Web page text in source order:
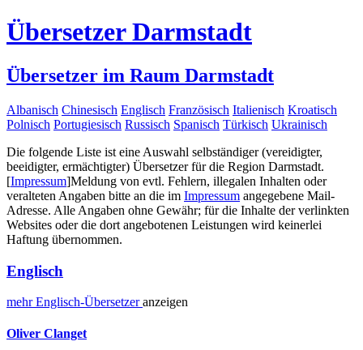
Übersetzer Darmstadt
Übersetzer im Raum Darmstadt
Albanisch Chinesisch Englisch Französisch Italienisch Kroatisch
Polnisch Portugiesisch Russisch Spanisch Türkisch Ukrainisch
Die folgende Liste ist eine Auswahl selbständiger (vereidigter,
beeidigter, ermächtigter) Übersetzer für die Region Darmstadt.
[Impressum]Meldung von evtl. Fehlern, illegalen Inhalten oder
veralteten Angaben bitte an die im Impressum angegebene Mail-
Adresse. Alle Angaben ohne Gewähr; für die Inhalte der verlinkten
Websites oder die dort angebotenen Leistungen wird keinerlei
Haftung übernommen.
Englisch
mehrEnglisch-Übersetzeranzeigen
Oliver Clanget